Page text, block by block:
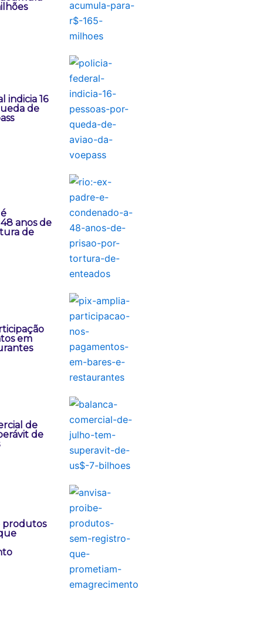
indicia 16
de
anos de
de
em
de
de
produtos